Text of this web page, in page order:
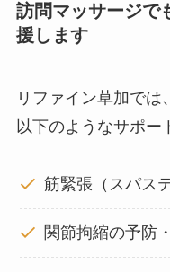
訪問マッサージで
援します
リファイン草加では
以下のようなサポー
筋緊張（スパス
関節拘縮の予防